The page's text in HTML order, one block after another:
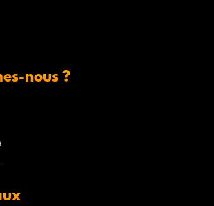
nous ?